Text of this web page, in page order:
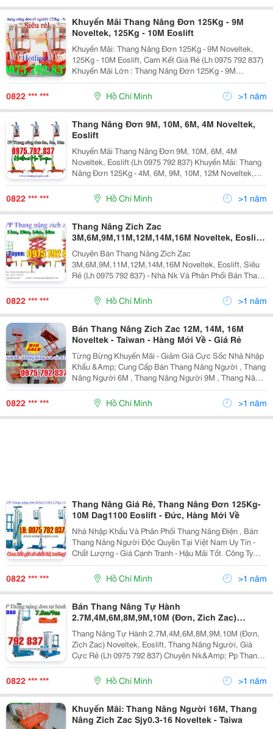
Khuyến Mãi Thang Nâng Đơn 125Kg - 9M
Noveltek, 125Kg - 10M Eoslift
Khuyến Mãi: Thang Nâng Đơn 125Kg - 9M Noveltek,
125Kg - 10M Eoslift, Cam Kết Giá Rẻ (Lh 0975 792 837)
Khuyến Mãi Lớn : Thang Nâng Đơn 125Kg - 9M
Noveltek, 125Kg - 10M Eoslift, Cam Kết Giá Rẻ ! Công
Ty Tnhh Công Nghiệp Sa
0822 *** *** Hồ Chí Minh >1 năm
Thang Nâng Đơn 9M, 10M, 6M, 4M Noveltek,
Eoslift
Khuyến Mãi Thang Nâng Đơn 9M, 10M, 6M, 4M
Noveltek, Eoslift (Lh 0975 792 837) Khuyến Mãi: Thang
Nâng Đơn 125Kg - 4M, 6M, 9M, 10M, 12M Noveltek,
Eoslift, Cam Kết Giá Rẻ ! Nhà Nk&Amp; Pp , Thang
Nâng Đơn 4M, 6M, 8M, 9M, 10M, Thang Nân
0822 *** *** Hồ Chí Minh >1 năm
Thang Nâng Zich Zac
3M,6M,9M,11M,12M,14M,16M Noveltek, Eoslift,
Siêu Rẻ
Chuyên Bán Thang Nâng Zich Zac
3M,6M,9M,11M,12M,14M,16M Noveltek, Eoslift, Siêu
Rẻ (Lh 0975 792 837) - Nhà Nk Và Phân Phối Bán Thang
Nâng Người , Thang Nâng Người 6M , Thang Nâng
Người 9M , Thang Nâng Người 11M , Thang Nâng
0822 *** *** Hồ Chí Minh >1 năm
Bán Thang Nâng Zich Zac 12M, 14M, 16M
Noveltek - Taiwan - Hàng Mới Về - Giá Rẻ
Từng Bừng Khuyến Mãi - Giảm Giá Cực Sốc Nhà Nhập
Khẩu &Amp; Cung Cấp Bán Thang Nâng Người , Thang
Nâng Người 6M , Thang Nâng Người 9M , Thang Nâng
Người 11M , Thang Nâng Người 14M , Thang Nâng
Người 12M , Thang Nâng Người 16M , Thang Nâng ,
0822 *** *** Hồ Chí Minh >1 năm
Thang Nâng Giá Rẻ, Thang Nâng Đơn 125Kg-
10M Dag1100 Eoslift - Đức, Hàng Mới Về
Nhà Nhập Khẩu Và Phân Phối Thang Nâng Điện , Bán
Thang Nâng Người Độc Quyền Tại Việt Nam Uy Tín -
Chất Lượng - Giá Cạnh Tranh - Hậu Mãi Tốt. Công Ty
Tnhh Công Nghiệp Sài Gòn Đc: 20/28/66 Hồ Đắc Di, P.
0822 *** *** Hồ Chí Minh >1 năm
Bán Thang Nâng Tự Hành
2.7M,4M,6M,8M,9M,10M (Đơn, Zich Zac)
Noveltek, Eoslift
Thang Nâng Tự Hành 2.7M,4M,6M,8M,9M,10M (Đơn,
Zich Zac) Noveltek, Eoslift, Thang Nâng Người, Giá
Cực Rẻ (Lh 0975 792 837) Chuyên Nk&Amp; Pp Thang
Nâng Tự Hành , Thang Nâng Đơn (2 Người): 125Kg -
150Kg Cao 6M, 7.5M - Hiệu: Noveltek - Taiwan, Eoslif
0822 *** *** Hồ Chí Minh >1 năm
Khuyến Mãi: Thang Nâng Người 16M, Thang
Nâng Zich Zac Sjy0.3-16 Noveltek - Taiwa